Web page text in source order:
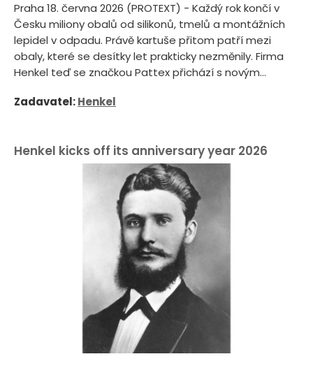
Praha 18. června 2026 (PROTEXT) - Každý rok končí v
Česku miliony obalů od silikonů, tmelů a montážních
lepidel v odpadu. Právě kartuše přitom patří mezi
obaly, které se desítky let prakticky nezměnily. Firma
Henkel teď se značkou Pattex přichází s novým...
Zadavatel:Henkel
Henkel kicks off its anniversary year 2026